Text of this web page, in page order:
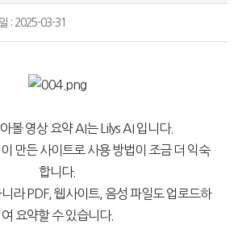
: 2025-03-31
볼 영상 요약 AI는 Lilys AI 입니다.
이 만든 사이트로 사용 방법이 조금 더 익숙
합니다.
라 PDF, 웹사이트, 음성 파일도 업로드하
여 요약할 수 있습니다.